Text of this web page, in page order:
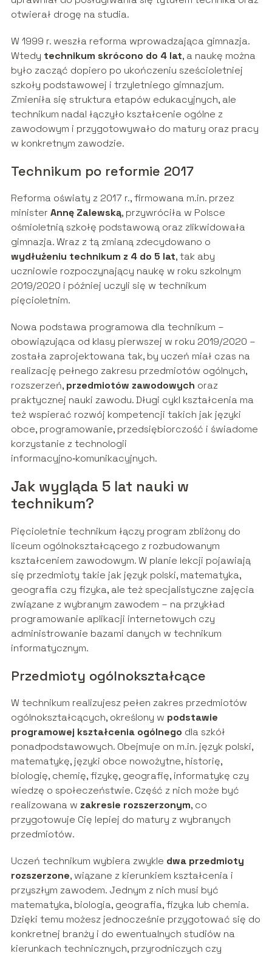
otwierał drogę na studia.
W 1999 r. weszła reforma wprowadzająca gimnazja.
Wtedy technikum skrócono do 4 lat, a naukę można
było zacząć dopiero po ukończeniu sześcioletniej
szkoły podstawowej i trzyletniego gimnazjum.
Zmieniła się struktura etapów edukacyjnych, ale
technikum nadal łączyło kształcenie ogólne z
zawodowym i przygotowywało do matury oraz pracy
w konkretnym zawodzie.
Technikum po reformie 2017
Reforma oświaty z 2017 r., firmowana m.in. przez
minister Annę Zalewską, przywróciła w Polsce
ośmioletnią szkołę podstawową oraz zlikwidowała
gimnazja. Wraz z tą zmianą zdecydowano o
wydłużeniu technikum z 4 do 5 lat, tak aby
uczniowie rozpoczynający naukę w roku szkolnym
2019/2020 i później uczyli się w technikum
pięcioletnim.
Nowa podstawa programowa dla technikum –
obowiązująca od klasy pierwszej w roku 2019/2020 –
została zaprojektowana tak, by uczeń miał czas na
realizację pełnego zakresu przedmiotów ogólnych,
rozszerzeń, przedmiotów zawodowych oraz
praktycznej nauki zawodu. Długi cykl kształcenia ma
też wspierać rozwój kompetencji takich jak języki
obce, programowanie, przedsiębiorczość i świadome
korzystanie z technologii
informacyjno‑komunikacyjnych.
Jak wygląda 5 lat nauki w
technikum?
Pięcioletnie technikum łączy program zbliżony do
liceum ogólnokształcącego z rozbudowanym
kształceniem zawodowym. W planie lekcji pojawiają
się przedmioty takie jak język polski, matematyka,
geografia czy fizyka, ale też specjalistyczne zajęcia
związane z wybranym zawodem – na przykład
programowanie aplikacji internetowych czy
administrowanie bazami danych w technikum
informatycznym.
Przedmioty ogólnokształcące
W technikum realizujesz pełen zakres przedmiotów
ogólnokształcących, określony w podstawie
programowej kształcenia ogólnego dla szkół
ponadpodstawowych. Obejmuje on m.in. język polski,
matematykę, języki obce nowożytne, historię,
biologię, chemię, fizykę, geografię, informatykę czy
wiedzę o społeczeństwie. Część z nich może być
realizowana w zakresie rozszerzonym, co
przygotowuje Cię lepiej do matury z wybranych
przedmiotów.
Uczeń technikum wybiera zwykle dwa przedmioty
rozszerzone, wiązane z kierunkiem kształcenia i
przyszłym zawodem. Jednym z nich musi być
matematyka, biologia, geografia, fizyka lub chemia.
Dzięki temu możesz jednocześnie przygotować się do
konkretnej branży i do ewentualnych studiów na
kierunkach technicznych, przyrodniczych czy